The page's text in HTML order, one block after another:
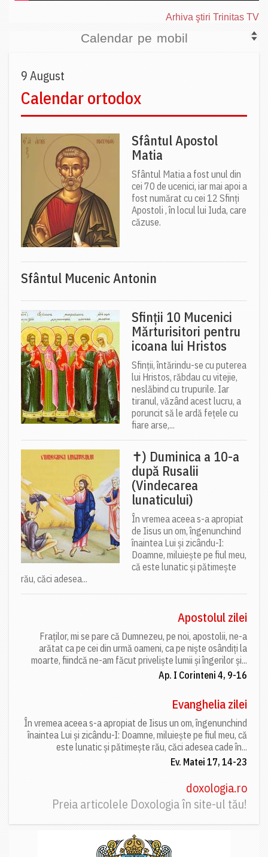
Arhiva ştiri Trinitas TV
Calendar pe mobil
9 August
Calendar ortodox
Sfântul Apostol
Matia
Sfântul Matia a fost unul din
cei 70 de ucenici, iar mai apoi a
fost numărat cu cei 12 Sfinți
Apostoli , în locul lui Iuda, care
căzuse.
Sfântul Mucenic Antonin
Sfinții 10 Mucenici
Mărturisitori pentru
icoana lui Hristos
Sfinții, întărindu-se cu puterea
lui Hristos, răbdau cu vitejie,
neslăbind cu trupurile. Iar
tiranul, văzând acest lucru, a
poruncit să le ardă fețele cu
fiare arse,...
✝) Duminica a 10-a
după Rusalii
(Vindecarea
lunaticului)
În vremea aceea s-a apropiat
de Iisus un om, îngenunchind
înaintea Lui și zicându-I:
Doamne, miluiește pe fiul meu,
că este lunatic și pătimește
rău, căci adesea...
Apostolul zilei
Fraților, mi se pare că Dumnezeu, pe noi, apostolii, ne-a
arătat ca pe cei din urmă oameni, ca pe niște osândiți la
moarte, fiindcă ne-am făcut priveliște lumii și îngerilor și...
Ap. I Corinteni 4, 9-16
Evanghelia zilei
În vremea aceea s-a apropiat de Iisus un om, îngenunchind
înaintea Lui și zicându-I: Doamne, miluiește pe fiul meu, că
este lunatic și pătimește rău, căci adesea cade în...
Ev. Matei 17, 14-23
doxologia.ro
Preia articolele Doxologia în site-ul tău!